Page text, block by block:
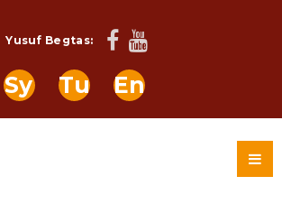
Yusuf Begtas:
Sy Tu En